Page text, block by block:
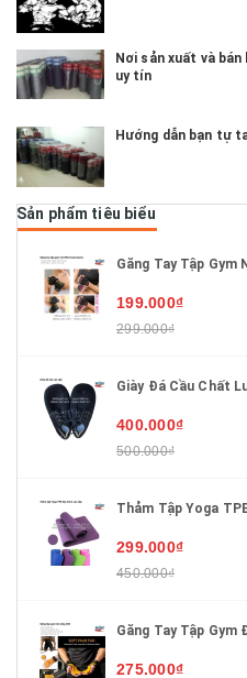
Nơi sản xuất và
uy tín
Hướng dẫn bạn tự
Sản phẩm tiêu biểu
Găng Tay Tập Gym
199.000₫
299.000₫
Giày Đá Cầu Chất
400.000₫
500.000₫
Thảm Tập Yoga
299.000₫
450.000₫
Găng Tay Tập Gym
275.000₫